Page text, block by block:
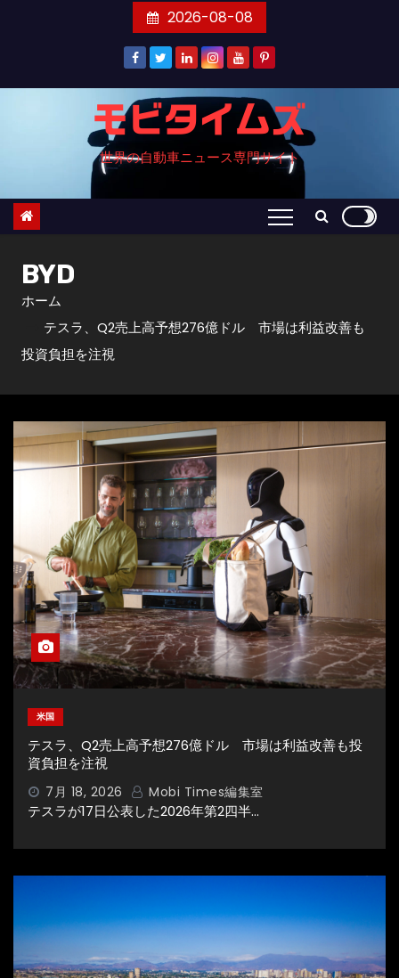
ン
2026-08-08
モビタイムズ
世界の自動車ニュース専門サイト
BYD
ホーム
テスラ、Q2売上高予想276億ドル 市場は利益改善も
投資負担を注視
米国
テスラ、Q2売上高予想276億ドル 市場は利益改善も投
資負担を注視
7月 18, 2026 Mobi Times編集室
テスラが17日公表した2026年第2四半…